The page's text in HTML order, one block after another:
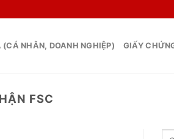
(CÁ NHÂN, DOANH NGHIỆP) GIẤY
FSC